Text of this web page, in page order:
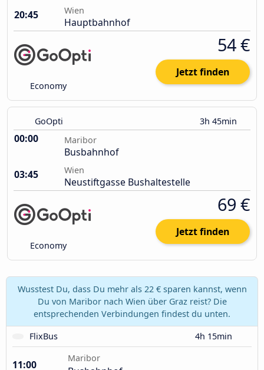
20:45
Wien
Hauptbahnhof
Economy
54 €
Jetzt finden
GoOpti 3h 45min
00:00 Maribor
Busbahnhof
03:45
Wien
Neustiftgasse Bushaltestelle
Economy
69 €
Jetzt finden
Wusstest Du, dass Du mehr als 22 € sparen kannst, wenn
Du von Maribor nach Wien über Graz reist? Die
entsprechenden Verbindungen findest du unten.
FlixBus
4h 15min
11:00
Maribor